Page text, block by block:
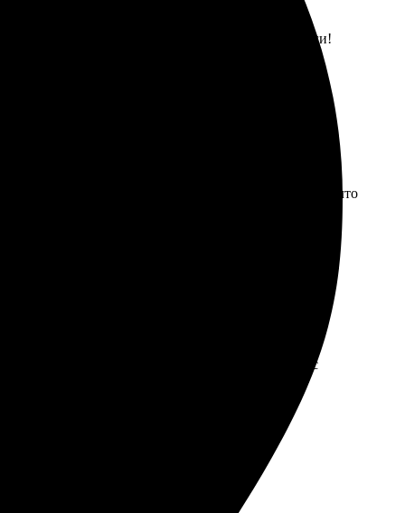
Рекомендую всем, кто ценит хорошие услуги!
загрузил, указал параметры. Очень удобно, что
такую фирму!
Удобный сайт, легко оформляется заказ. Сервис